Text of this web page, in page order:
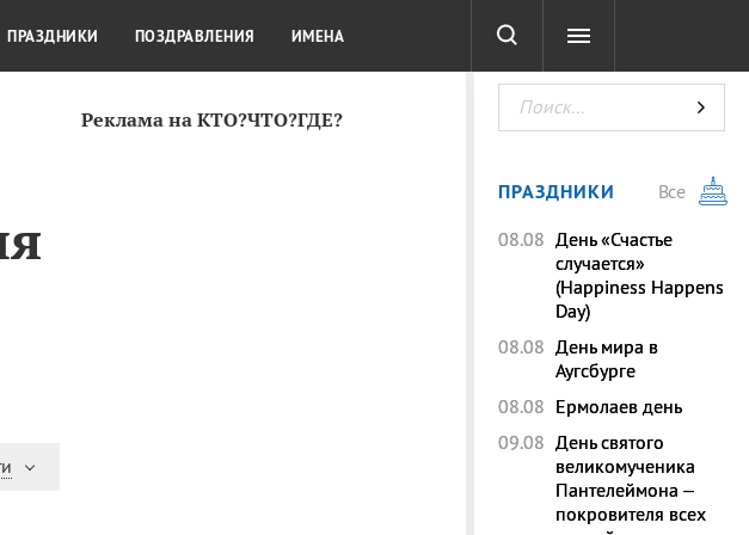
Реклама на КТО?ЧТО?ГДЕ?
КУЛЬТУРА КРАСОТА ТЕСТЫ
ПРАЗДНИКИ ПОЗДРАВЛЕНИЯ ИМЕНА
ПРАЗДНИКИ
Все
08.08 День «Счастье
случается»
(Happiness Happens
Day)
08.08 День мира в
Аугсбурге
08.08 Ермолаев день
09.08 День святого
великомученика
Пантелеймона –
покровителя всех